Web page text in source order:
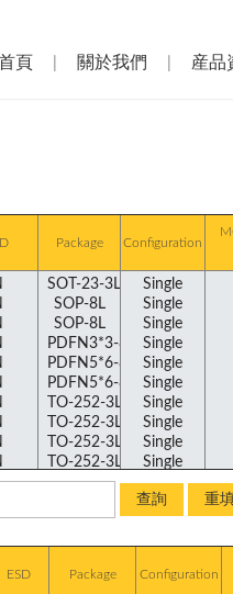
頁 關於我們 産品
Package Configuration
ESD Package Configuration